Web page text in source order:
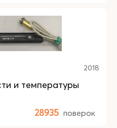
2018
и температуры
28935 поверок